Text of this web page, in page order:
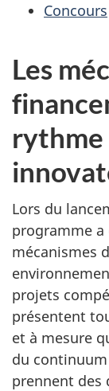
Concours
Les
rythme
Lors du
programme a
mécanismes
projets
présentent
et à mesure
du
prennent des